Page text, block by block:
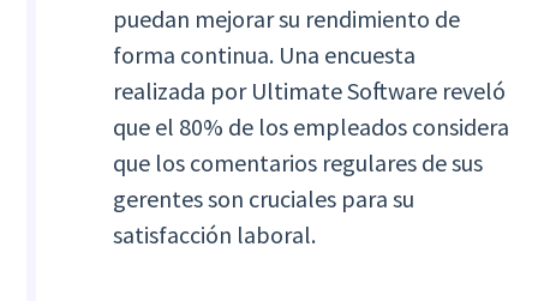
puedan mejorar su rendimiento de
forma continua. Una encuesta
realizada por Ultimate Software reveló
que el 80% de los empleados considera
que los comentarios regulares de sus
gerentes son cruciales para su
satisfacción laboral.